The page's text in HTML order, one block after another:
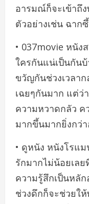
อารมณ์ก็จะเข้าถึ
ตัวอย่างเช่น ฉาก
• 037movie หนั
ใครกันแน่เป็นกัน
ขวัญกันช่วงเวลา
เฉยๆกันมาก แต่ว่
ความหวาดกลัว ค
มากขึ้นมากยิ่งกว่
• ดูหนัง หนังโรแ
รักมากไม่น้อยเล
ความรู้สึกเป็นหลัก
ช่วงดึกก็จะช่วยใ